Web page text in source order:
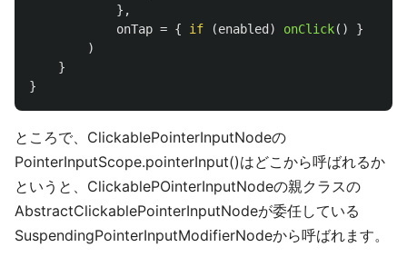
},
onTap = { if (enabled ) onClick()
}
)
}
}
ところで、ClickablePointerInputNodeの
PointerInputScope.pointerInput()はどこから呼ばれるか
というと、ClickablePOinterInputNodeの親クラスの
AbstractClickablePointerInputNodeが委任している
SuspendingPointerInputModifierNodeから呼ばれます。